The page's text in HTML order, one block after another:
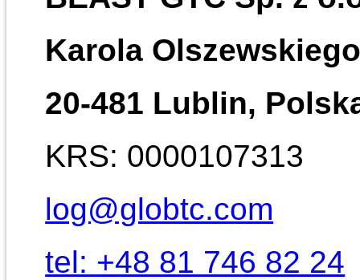
Karola
20-481 Lublin,
KRS: 0000107313
log@globtc.com
tel: +48 81 746 82 24